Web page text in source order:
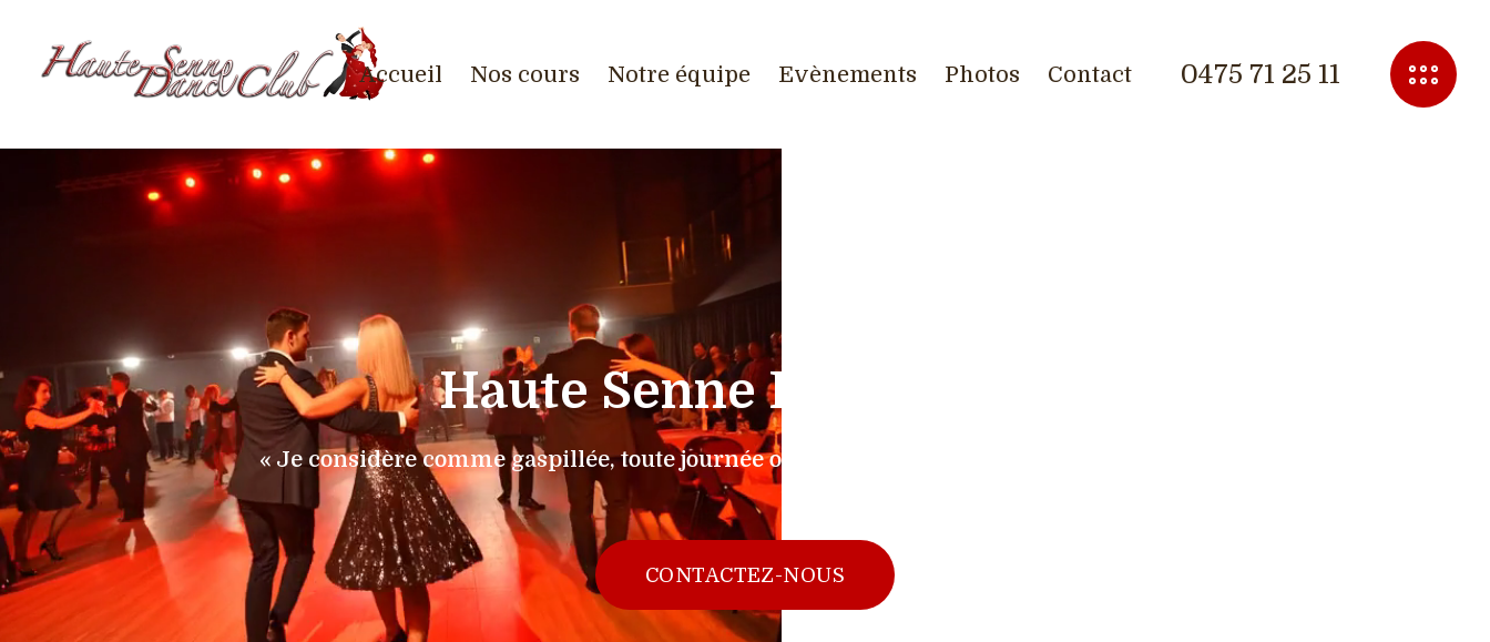
Accueil Nos cours Notre équipe Evènements Photos Contact 0475 71 25 11
Haute Senne Danse Club
« Je considère comme gaspillée, toute journée où je n'ai pas dansé. » Friedrich Nietzsche
CONTACTEZ-NOUS